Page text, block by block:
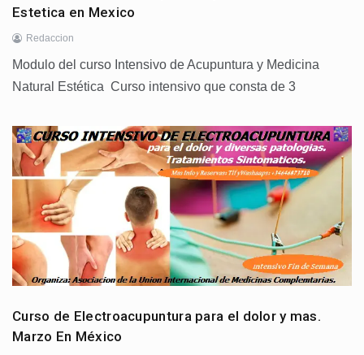
Estetica en Mexico
Redaccion
Modulo del curso Intensivo de Acupuntura y Medicina
Natural Estética Curso intensivo que consta de 3
Curso de Electroacupuntura para el dolor y mas.
Marzo En México